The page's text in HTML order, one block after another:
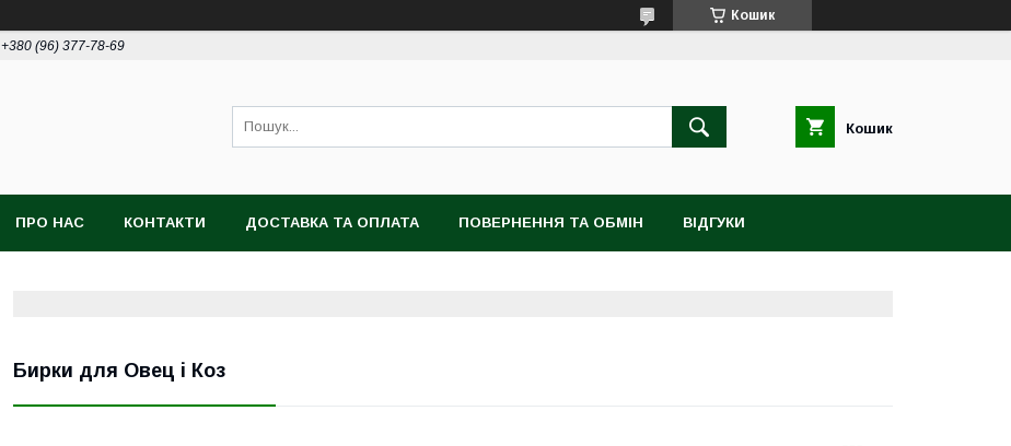
Кошик
+380 (96) 377-78-69
Кошик
ПРО НАС КОНТАКТИ ДОСТАВКА ТА ОПЛАТА ПОВЕРНЕННЯ ТА ОБМІН ВІДГУКИ
Бирки для Овец і Коз